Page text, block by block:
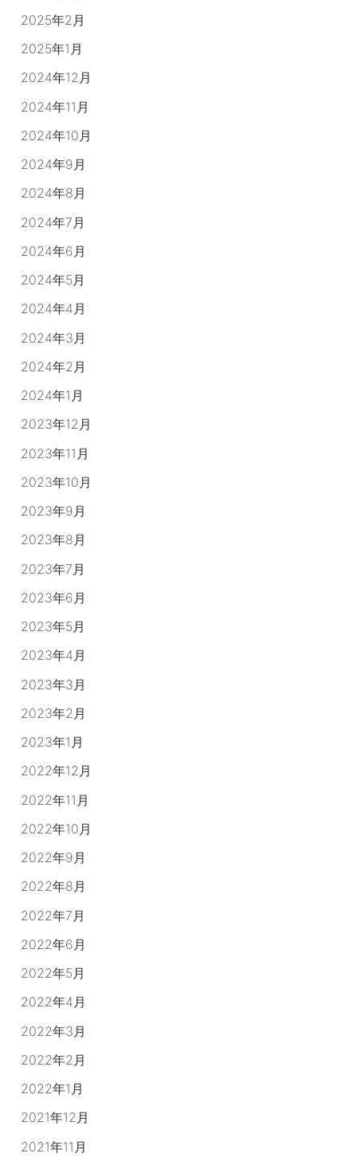
2025年2月
2025年1月
2024年12月
2024年11月
2024年10月
2024年9月
2024年8月
2024年7月
2024年6月
2024年5月
2024年4月
2024年3月
2024年2月
2024年1月
2023年12月
2023年11月
2023年10月
2023年9月
2023年8月
2023年7月
2023年6月
2023年5月
2023年4月
2023年3月
2023年2月
2023年1月
2022年12月
2022年11月
2022年10月
2022年9月
2022年8月
2022年7月
2022年6月
2022年5月
2022年4月
2022年3月
2022年2月
2022年1月
2021年12月
2021年11月